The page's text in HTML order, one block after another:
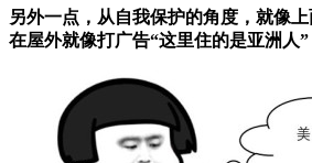
另外一点，从自我保护的角度，就像
在屋外就像打广告“这里住的是亚洲人”